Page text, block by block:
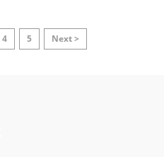
4 5 Next >